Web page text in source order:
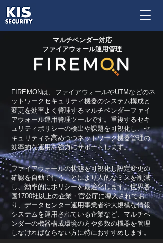
マルチベンダー対応
​ファイアウォール運用管理
FIREMONは、ファイアウォールやUTMなどのネ
ットワークセキュリティ機器のシステム構成と
変更を効率よく管理するマルチベンダーファイ
アウォール運用管理ツールです。重複するセキ
ュリティポリシーの検出や課題を可視化し、セ
キュリティを高めつつネットワーク機器管理の
効率的な運用を強力にサポートします。
ファイアウォールの状態を可視化し設定変更の
確認を自動で行うことにより人的なミスを削減
し、効率的にポリシーを最適化します。世界各
国1700社以上の企業・官公庁に導入されてお
り、データセンター運用事業者や大規模な情報
システムを運用されている企業など、マルチベ
ンダーの機器構成環境の方や多数の機器を管理
しなければならない方に特におすすめします。